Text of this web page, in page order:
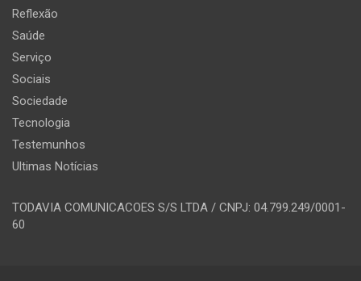
Reflexão
Saúde
Serviço
Sociais
Sociedade
Tecnologia
Testemunhos
Ultimas Notícias
TODAVIA COMUNICACOES S/S LTDA / CNPJ: 04.799.249/0001-
60